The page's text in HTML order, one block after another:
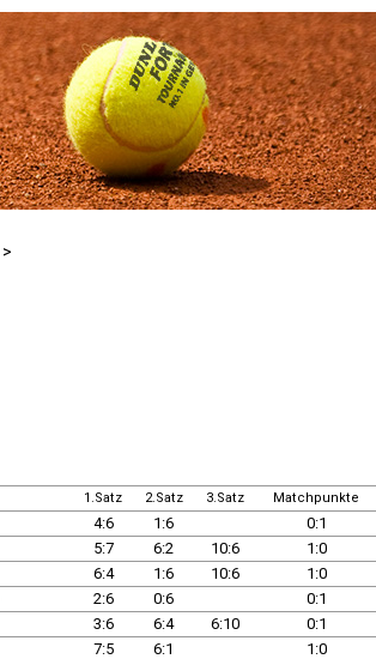
>
1.Satz 2.Satz 3.Satz Matchpunkte
4:6 1:6 0:1
5:7 6:2 10:6 1:0
6:4 1:6 10:6 1:0
2:6 0:6 0:1
3:6 6:4 6:10 0:1
7:5 6:1 1:0